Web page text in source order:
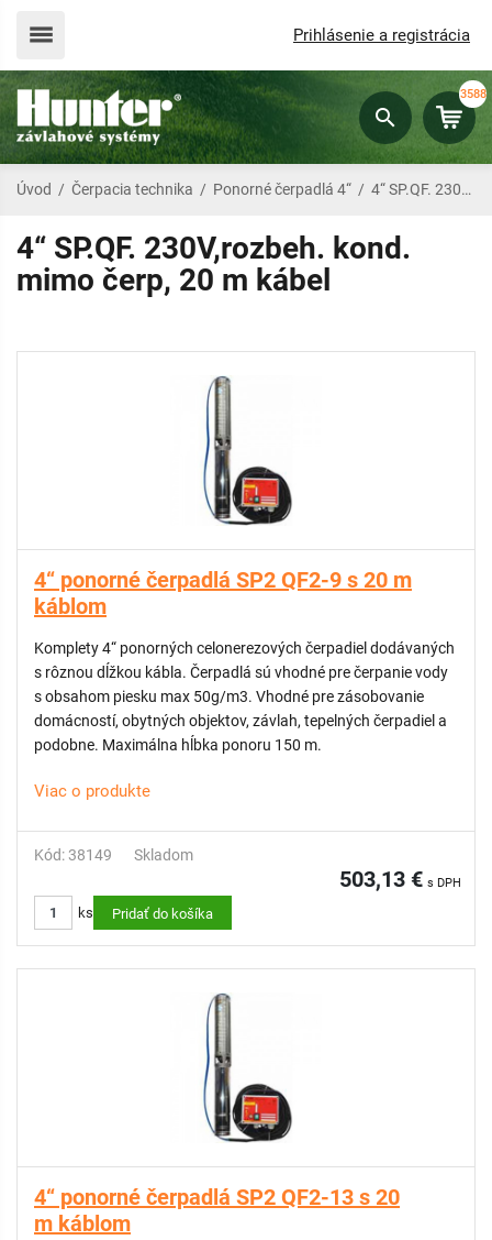
Prihlásenie a registrácia
3588
Úvod / Čerpacia technika / Ponorné čerpadlá 4“ / 4“ SP.QF. 230V,rozbeh. kond. mimo čerp, 20 m kábel
4“ SP.QF. 230V,rozbeh. kond.
mimo čerp, 20 m kábel
4“ ponorné čerpadlá SP2 QF2-9 s 20 m
káblom
Komplety 4“ ponorných celonerezových čerpadiel dodávaných
s rôznou dĺžkou kábla. Čerpadlá sú vhodné pre čerpanie vody
s obsahom piesku max 50g/m3. Vhodné pre zásobovanie
domácností, obytných objektov, závlah, tepelných čerpadiel a
podobne. Maximálna hĺbka ponoru 150 m.
Viac o produkte
Kód: 38149 Skladom
503,13 € s DPH
ks Pridať do košíka
4“ ponorné čerpadlá SP2 QF2-13 s 20
m káblom